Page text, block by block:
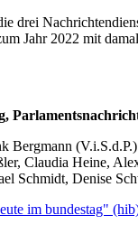
drei
Jahr 2022 mit
Bergmann (V.i.S.d.P.)
Claudia Heine,
Schmidt, Denise
im bundestag"